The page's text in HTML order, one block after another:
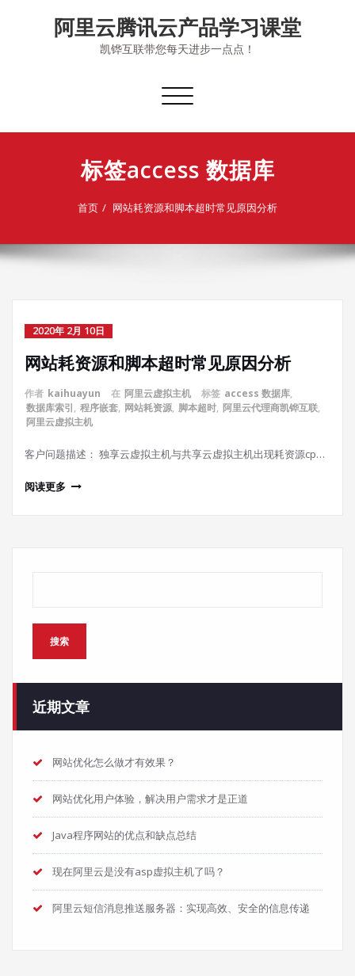
阿里云腾讯云产品学习课堂
凯铧互联带您每天进步一点点！
切
导
标签access 数据库
首页 网站耗资源和脚本超时常见原因分析
2020年 2月 10日
网站耗资源和脚本超时常见原因分析
作者 kaihuayun 在 阿里云虚拟主机 标签 access 数据库,
数据库索引, 程序嵌套, 网站耗资源, 脚本超时, 阿里云代理商凯铧互联,
阿里云虚拟主机
客户问题描述： 独享云虚拟主机与共享云虚拟主机出现耗资源cp…
阅读更多
搜索
近期文章
网站优化怎么做才有效果？
网站优化用户体验，解决用户需求才是正道
Java程序网站的优点和缺点总结
现在阿里云是没有asp虚拟主机了吗？
阿里云短信消息推送服务器：实现高效、安全的信息传递